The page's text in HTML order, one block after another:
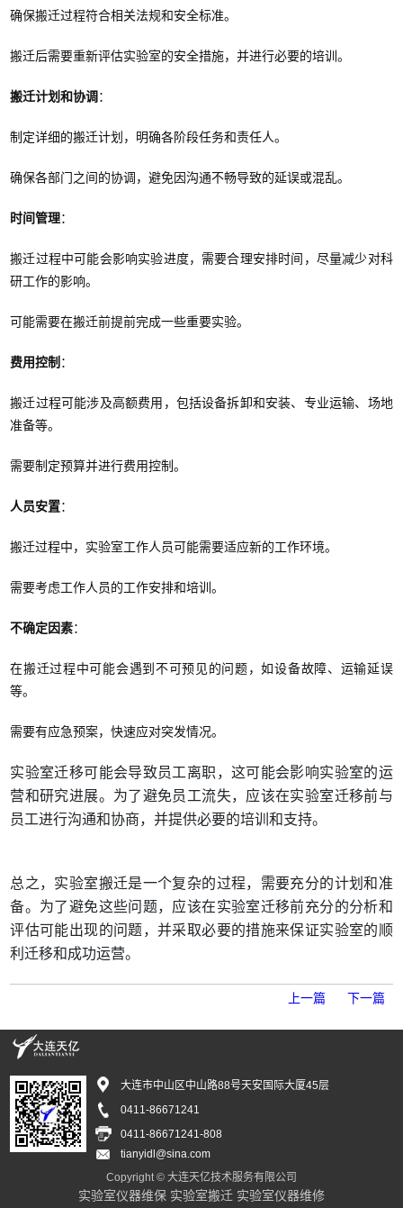
确保搬迁过程符合相关法规和安全标准。
搬迁后需要重新评估实验室的安全措施，并进行必要的培训。
搬迁计划和协调：
制定详细的搬迁计划，明确各阶段任务和责任人。
确保各部门之间的协调，避免因沟通不畅导致的延误或混乱。
时间管理：
搬迁过程中可能会影响实验进度，需要合理安排时间，尽量减少对科
研工作的影响。
可能需要在搬迁前提前完成一些重要实验。
费用控制 ：
搬迁过程可能涉及高额费用，包括设备拆卸和安装、专业运输、场地
准备等。
需要制定预算并进行费用控制。
人员安置：
搬迁过程中，实验室工作人员可能需要适应新的工作环境。
需要考虑工作人员的工作安排和培训。
不确定因素：
在搬迁过程中可能会遇到不可预见的问题，如设备故障、运输延误
等。
需要有应急预案，快速应对突发情况。
实验室迁移可能会导致员工离职，这可能会影响实验室的运
营和研究进展。为了避免员工流失，应该在实验室迁移前与
员工进行沟通和协商，并提供必要的培训和支持。
总之，实验室搬迁是一个复杂的过程，需要充分的计划和准
备。为了避免这些问题，应该在实验室迁移前充分的分析和
评估可能出现的问题，并采取必要的措施来保证实验室的顺
利迁移和成功运营。
上一篇 下一篇
大连市中山区中山路88号天安国际大厦45层
0411-86671241
0411-86671241-808
tianyidl@sina.com
Copyright © 大连天亿技术服务有限公司
实验室仪器维保 实验室搬迁 实验室仪器维修